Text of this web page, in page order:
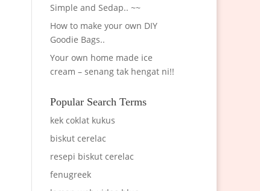
Simple and Sedap.. ~~
How to make your own DIY
Goodie Bags..
Your own home made ice
cream – senang tak hengat ni!!
Popular Search Terms
kek coklat kukus
biskut cerelac
resepi biskut cerelac
fenugreek